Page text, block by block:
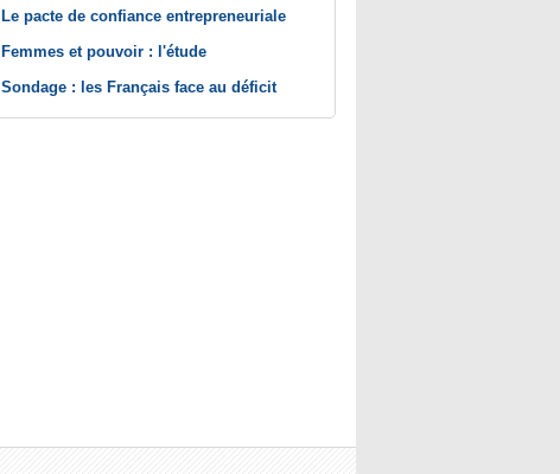
Le pacte de confiance entrepreneuriale
Femmes et pouvoir : l'étude
Sondage : les Français face au déficit